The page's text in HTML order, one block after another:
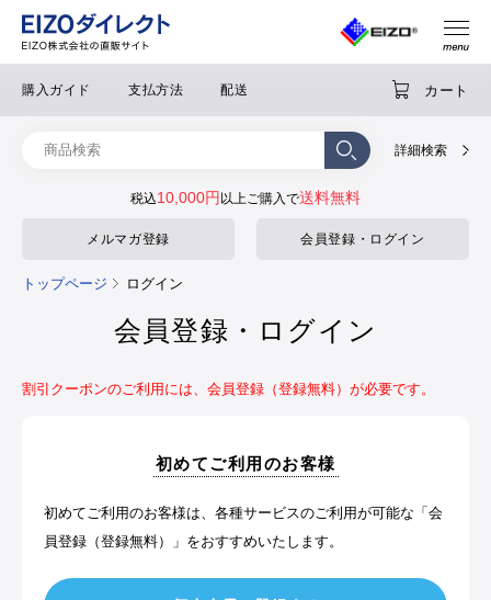
購入ガイド 支払方法 配送 カート
詳細検索
税込10,000円 以上ご購入で送料無料
メルマガ登録 会員登録・ログイン
トップページ ログイン
会員登録・ログイン
割引クーポンのご利用には、会員登録（登録無料）が必要です。
初めてご利用のお客様
初めてご利用のお客様は、各種サービスのご利用が可能な「会
員登録（登録無料）」をおすすめいたします。